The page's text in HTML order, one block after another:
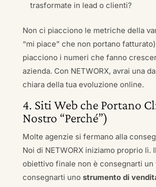
trasformate in lead o clienti?
Non ci piacciono le metriche della
“mi piace” che non portano
piacciono i numeri che fanno
azienda. Con NETWORX, avrai una
chiara della tua evoluzione online.
4. Siti Web che Portano
Nostro “Perché”)
Molte agenzie si fermano alla
Noi di NETWORX iniziamo proprio lì.
obiettivo finale non è consegnarti un
consegnarti uno strumento di